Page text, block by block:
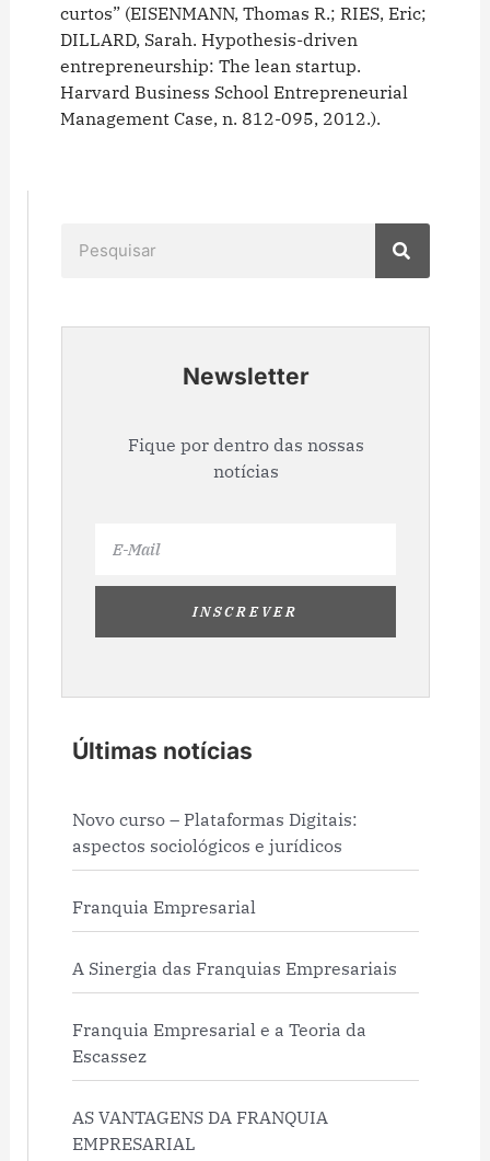
curtos” (EISENMANN, Thomas R.; RIES, Eric;
DILLARD, Sarah. Hypothesis-driven
entrepreneurship: The lean startup.
Harvard Business School Entrepreneurial
Management Case, n. 812-095, 2012.).
Newsletter
Fique por dentro das nossas
notícias
INSCREVER
Últimas notícias
Novo curso – Plataformas Digitais:
aspectos sociológicos e jurídicos
Franquia Empresarial
A Sinergia das Franquias Empresariais
Franquia Empresarial e a Teoria da
Escassez
AS VANTAGENS DA FRANQUIA
EMPRESARIAL